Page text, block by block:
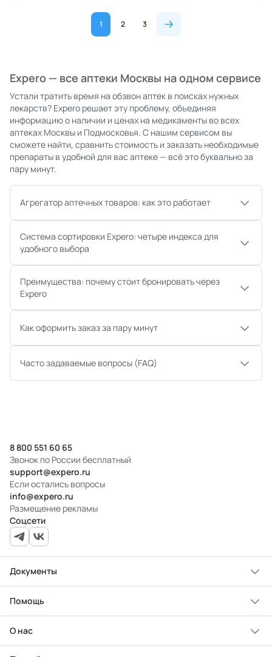
1 2 3
Expero — все аптеки Москвы на одном сервисе
Устали тратить время на обзвон аптек в поисках нужных
лекарств? Expero решает эту проблему, объединяя
информацию о наличии и ценах на медикаменты во всех
аптеках Москвы и Подмосковья. С нашим сервисом вы
сможете найти, сравнить стоимость и заказать необходимые
препараты в удобной для вас аптеке — всё это буквально за
пару минут.
Агрегатор аптечных товаров: как это работает
Система сортировки Expero: четыре индекса для
удобного выбора
Преимущества: почему стоит бронировать через
Expero
Как оформить заказ за пару минут
Часто задаваемые вопросы (FAQ)
8 800 551 60 65
Звонок по России бесплатный
support@expero.ru
Если остались вопросы
info@expero.ru
Размещение рекламы
Соцсети
Документы
Помощь
О нас